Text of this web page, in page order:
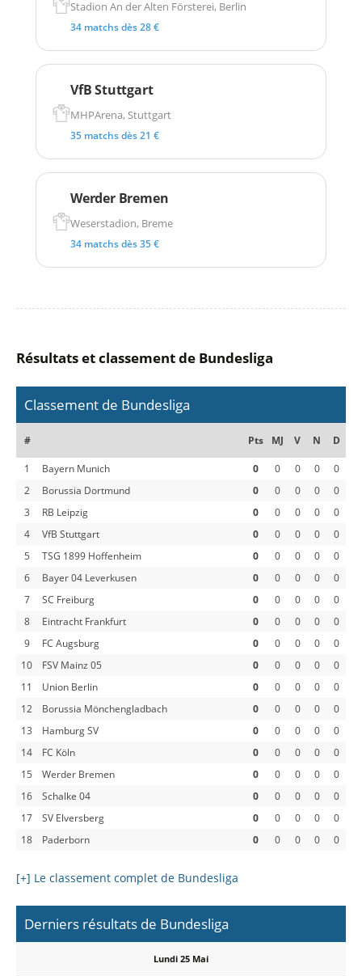
Stadion An der Alten Försterei, Berlin
34 matchs dès 28 €
VfB Stuttgart
MHPArena, Stuttgart
35 matchs dès 21 €
Werder Bremen
Weserstadion, Breme
34 matchs dès 35 €
Résultats et classement de Bundesliga
Classement de Bundesliga
# Pts MJ V N D
1 Bayern Munich 0 0 0 0
0
2
Borussia Dortmund 0 0 0 0
0
3
RB Leipzig 0 0 0 0
0
4
VfB Stuttgart 0 0 0 0
0
5
TSG 1899 Hoffenheim 0 0 0 0
0
6
Bayer 04 Leverkusen 0 0 0 0
0
7
SC Freiburg 0 0 0 0
0
8
Eintracht Frankfurt 0 0 0 0
0
9
FC Augsburg 0 0 0 0
0
10
FSV Mainz 05 0 0 0 0
0
11
Union Berlin 0 0 0 0
0
12
Borussia Mönchengladbach 0 0 0 0
0
13
Hamburg SV 0 0 0 0
0
14
FC Köln 0 0 0 0
0
15
Werder Bremen 0 0 0 0
0
16
Schalke 04 0 0 0 0
0
17
SV Elversberg 0 0 0 0
0
18
Paderborn 0 0 0 0 0
[+] Le classement complet de Bundesliga
Derniers résultats de Bundesliga
Lundi 25 Mai